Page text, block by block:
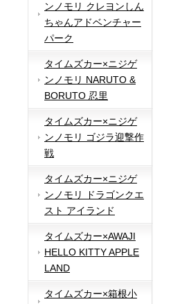
ンノモリ クレヨンしん
ちゃんアドベンチャー
パーク
タイムズカー×ニジゲ
ンノモリ NARUTO &
BORUTO 忍里
タイムズカー×ニジゲ
ンノモリ ゴジラ迎撃作
戦
タイムズカー×ニジゲ
ンノモリ ドラゴンクエ
スト アイランド
タイムズカー×AWAJI
HELLO KITTY APPLE
LAND
タイムズカー×箱根小